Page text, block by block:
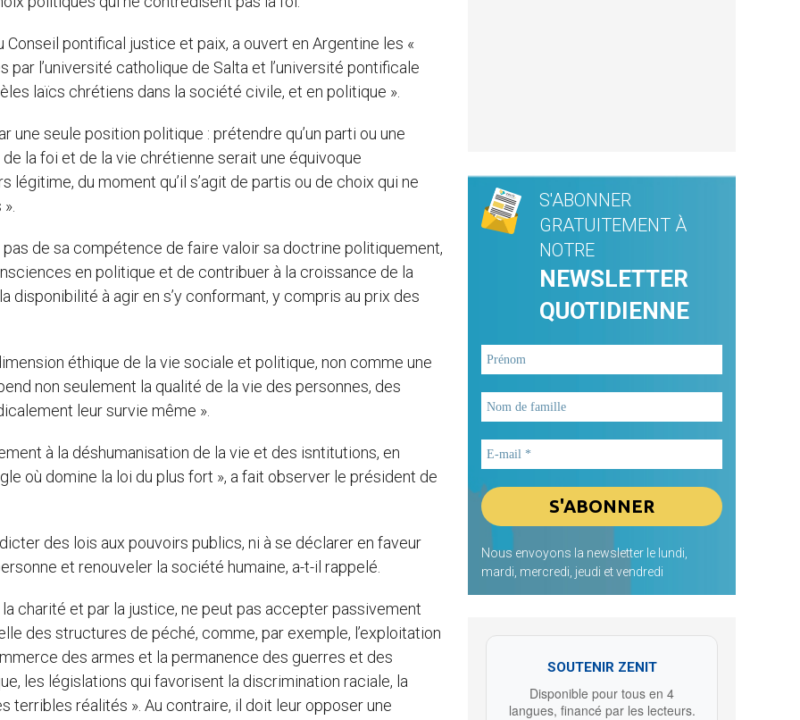
pontifical justice et paix, a ouvert en Argentine les «
par l’université catholique de Salta et l’université pontificale
laïcs chrétiens dans la société civile, et en politique ».
une seule position politique : prétendre qu’un parti ou une
la foi et de la vie chrétienne serait une équivoque
légitime, du moment qu’il s’agit de partis ou de choix qui ne
pas de sa compétence de faire valoir sa doctrine politiquement,
en politique et de contribuer à la croissance de la
à agir en s’y conformant, y compris au prix des
éthique de la vie sociale et politique, non comme une
non seulement la qualité de la vie des personnes, des
leur survie même ».
à la déshumanisation de la vie et des isntitutions, en
où domine la loi du plus fort », a fait observer le président de
des lois aux pouvoirs publics, ni à se déclarer en faveur
et renouveler la société humaine, a-t-il rappelé.
charité et par la justice, ne peut pas accepter passivement
des structures de péché, comme, par exemple, l’exploitation
des armes et la permanence des guerres et des
les législations qui favorisent la discrimination raciale, la
terribles réalités ». Au contraire, il doit leur opposer une
S'ABONNER
GRATUITEMENT À
NOTRE
NEWSLETTER
QUOTIDIENNE
Nous envoyons la newsletter le lundi,
mardi, mercredi, jeudi et vendredi
SOUTENIR ZENIT
Disponible pour tous en 4
langues, financé par les lecteurs.